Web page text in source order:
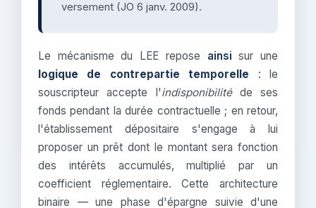
versement (JO 6 janv. 2009).
Le mécanisme du LEE repose ainsi sur une
logique de contrepartie temporelle : le
souscripteur accepte l'indisponibilitéde ses
fonds pendant la durée contractuelle ; en retour,
l'établissement dépositaire s'engage à lui
proposer un prêt dont le montant sera fonction
des intérêts accumulés, multiplié par un
coefficient réglementaire. Cette architecture
binaire — une phase d'épargne suivie d'une